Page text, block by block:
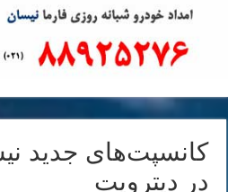
کانسپت‌های جدید
در دیترویت